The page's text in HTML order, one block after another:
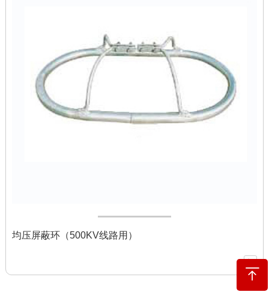
均压屏蔽环（500KV线路用）